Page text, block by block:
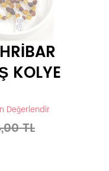
KOLYE
Değerlendir
TL